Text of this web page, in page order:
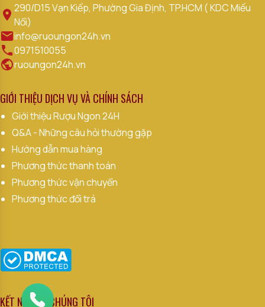
290/D15 Vạn Kiếp, Phường Gia Định, TP.HCM ( KDC Miếu
Nổi)
info@ruoungon24h.vn
0971510055
ruoungon24h.vn
GIỚI THIỆU DỊCH VỤ VÀ CHÍNH SÁCH
Giới thiệu Rượu Ngon 24H
Q&A - Những câu hỏi thường gặp
Hướng dẫn mua hàng
Phương thức thanh toán
Phương thức vận chuyển
Phương thức đổi trả
KẾT NỐI VỚI CHÚNG TÔI